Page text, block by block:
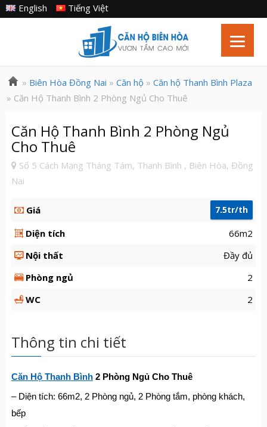
Tiếng Việt
English
» Biên Hòa Đồng Nai » Căn hộ» Căn hộ Thanh Bình Plaza
» Căn Hộ Thanh Bình 2 Phòng Ngủ Cho Thuê
Căn Hộ Thanh Bình 2 Phòng Ngủ
Cho Thuê
Số 5 Cách Mạng Tháng Tám, Thanh Bình , Biên Hòa, Đồng
Nai
Giá 7.5tr/th
Diện tích
66m2
Nội thất
Đầy đủ
Phòng ngủ
2
WC
2
Thông tin chi tiết
Căn Hộ Thanh Bình2 Phòng Ngủ Cho Thuê
– Diện tích: 66m2, 2 Phòng ngủ, 2 Phòng tắm, phòng khách,
bếp